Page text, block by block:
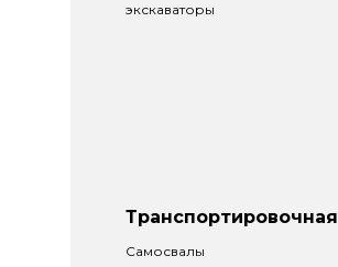
экскаваторы
Транспортировочная
Самосвалы